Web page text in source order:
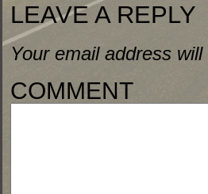
LEAVE A REPLY
Your email address